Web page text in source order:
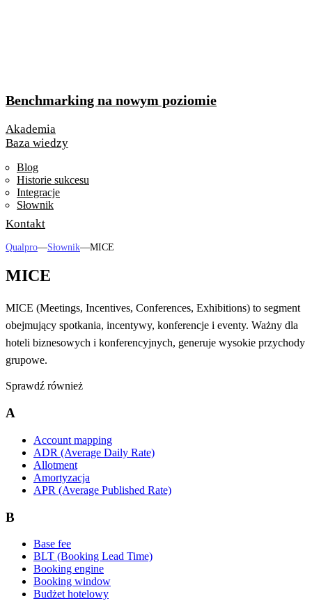
Benchmarking na nowym poziomie
Akademia
Baza wiedzy
Blog
Historie sukcesu
Integracje
Słownik
Kontakt
Qualpro—Słownik—MICE
MICE
MICE (Meetings, Incentives, Conferences, Exhibitions) to segment
obejmujący spotkania, incentywy, konferencje i eventy. Ważny dla
hoteli biznesowych i konferencyjnych, generuje wysokie przychody
grupowe.
Sprawdź również
A
Account mapping
ADR (Average Daily Rate)
Allotment
Amortyzacja
APR (Average Published Rate)
B
Base fee
BLT (Booking Lead Time)
Booking engine
Booking window
Budżet hotelowy